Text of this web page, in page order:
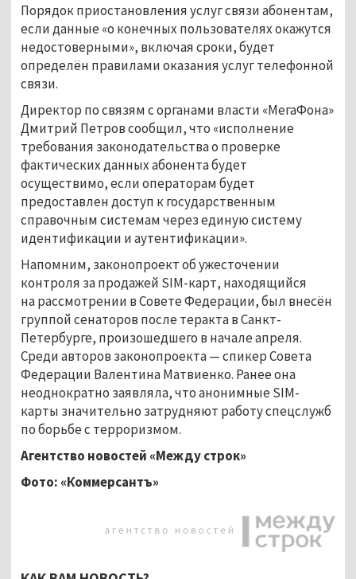
Порядок приостановления услуг связи абонентам,
если данные «о конечных пользователях окажутся
недостоверными», включая сроки, будет
определён правилами оказания услуг телефонной
связи.
Директор по связям с органами власти «МегаФона»
Дмитрий Петров сообщил, что «исполнение
требования законодательства о проверке
фактических данных абонента будет
осуществимо, если операторам будет
предоставлен доступ к государственным
справочным системам через единую систему
идентификации и аутентификации».
Напомним, законопроект об ужесточении
контроля за продажей SIM-карт, находящийся
на рассмотрении в Совете Федерации, был внесён
группой сенаторов после теракта в Санкт-
Петербурге, произошедшего в начале апреля.
Среди авторов законопроекта — спикер Совета
Федерации Валентина Матвиенко. Ранее она
неоднократно заявляла, что анонимные SIM-
карты значительно затрудняют работу спецслужб
по борьбе с терроризмом.
Агентство новостей «Между строк»
Фото: «Коммерсантъ»